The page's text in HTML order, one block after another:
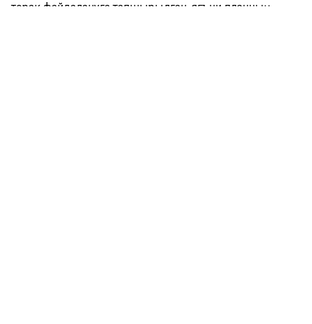
торак файдалануга тапшырылган, ягъни планның